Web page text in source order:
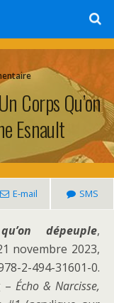
Corps Qu’on
Esnault
E-mail SMS
dépeuple,
novembre 2023,
494-31601-0.
– Écho & Narcisse,